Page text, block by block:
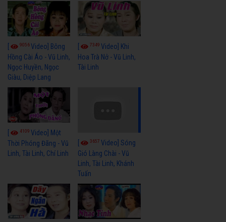
9056Video] Bông
Hồng Cài Áo - Vũ Linh,
Ngọc Huyền, Ngọc
Giàu, Diệp Lang
7349Video] Khi
Hoa Trà Nở - Vũ Linh,
Tài Linh
4109 Video] Một
Thời Phóng Đãng - Vũ
Linh, Tài Linh, Chí Linh
3657Video] Sóng
Gió Làng Chài - Vũ
Linh, Tài Linh, Khánh
Tuấn